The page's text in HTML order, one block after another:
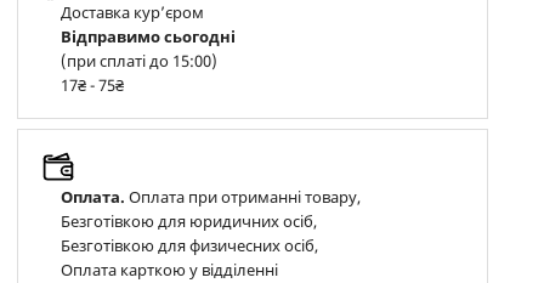
Доставка курʼєром
Відправимо сьогодні
(при сплаті до 15:00)
17₴ - 75₴
Оплата. Оплата при отриманні товару,
Безготівкою для юридичних осіб,
Безготівкою для физичесних осіб,
Оплата карткою у відділенні